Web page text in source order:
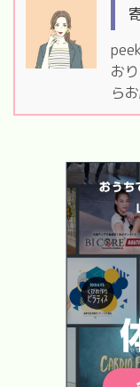
お
ら